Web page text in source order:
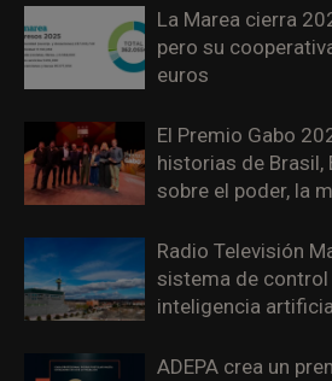
La Marea cierra
pero su
euros
El Premio Gabo
historias de Brasil,
sobre el poder, la
Radio Televisión
sistema de control
inteligencia
ADEPA crea un